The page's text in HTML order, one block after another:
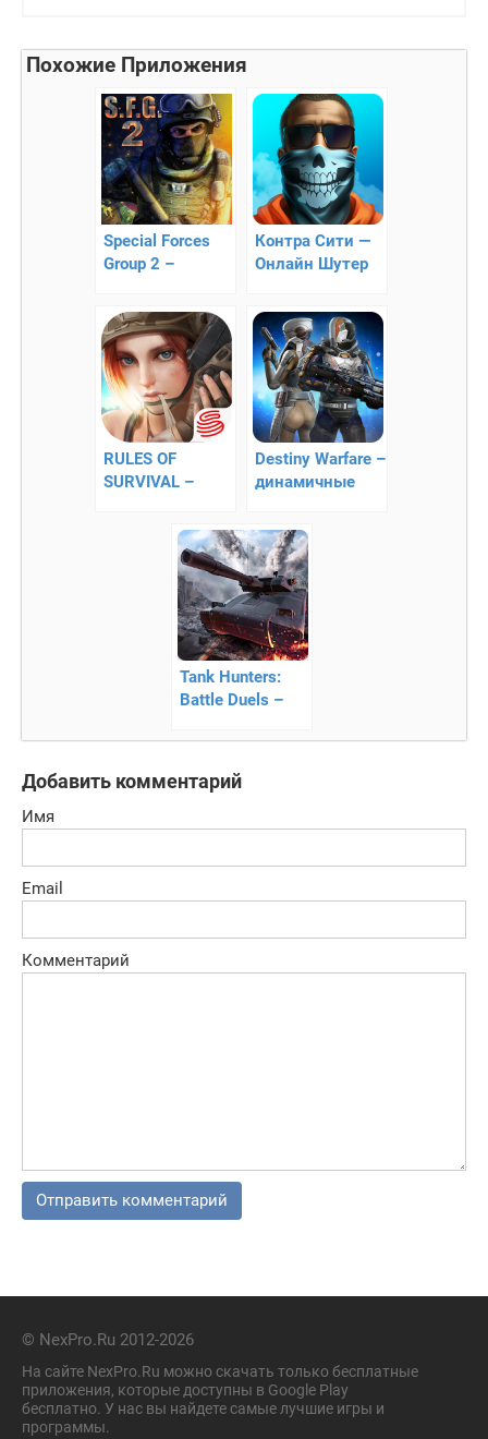
Похожие Приложения
Special Forces
Group 2 –
Android
Контра Сити —
Онлайн Шутер
RULES OF
SURVIVAL –
выживание
Destiny Warfare –
динамичные
сражения
Tank Hunters:
Battle Duels –
соперника
Добавить комментарий
Имя
Email
Комментарий
© NexPro.Ru 2012-2026
На сайте NexPro.Ru можно скачать только бесплатные
приложения, которые доступны в Google Play
бесплатно. У нас вы найдете самые лучшие игры и
программы.